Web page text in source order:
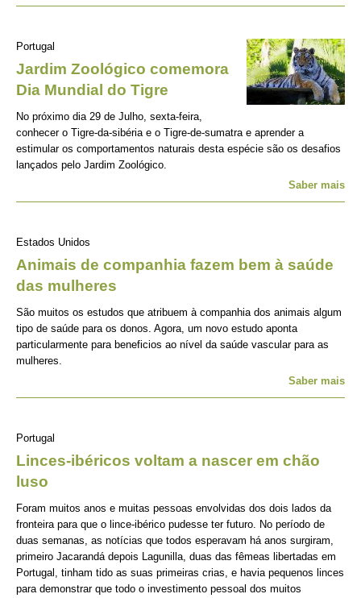
Portugal
Jardim Zoológico comemora
Dia Mundial do Tigre
No próximo dia 29 de Julho, sexta-feira,
conhecer o Tigre-da-sibéria e o Tigre-de-sumatra e aprender a
estimular os comportamentos naturais desta espécie são os desafios
lançados pelo Jardim Zoológico.
Saber mais
Estados Unidos
Animais de companhia fazem bem à saúde
das mulheres
São muitos os estudos que atribuem à companhia dos animais algum
tipo de saúde para os donos. Agora, um novo estudo aponta
particularmente para beneficios ao nível da saúde vascular para as
mulheres.
Saber mais
Portugal
Linces-ibéricos voltam a nascer em chão
luso
Foram muitos anos e muitas pessoas envolvidas dos dois lados da
fronteira para que o lince-ibérico pudesse ter futuro. No período de
duas semanas, as notícias que todos esperavam há anos surgiram,
primeiro Jacarandá depois Lagunilla, duas das fêmeas libertadas em
Portugal, tinham tido as suas primeiras crias, e havia pequenos linces
para demonstrar que todo o investimento pessoal dos muitos